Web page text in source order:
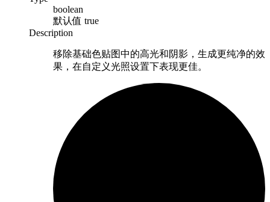
boolean
默认值 true
Description
移除基础色贴图中的高光和阴影，生成更纯净的效
果，在自定义光照设置下表现更佳。